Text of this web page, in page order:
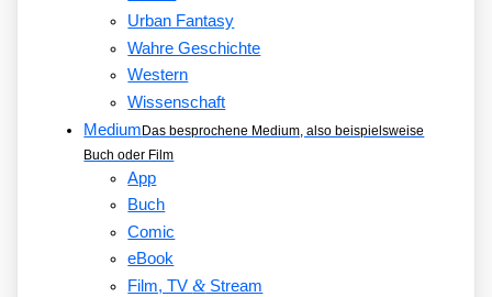
Urban Fantasy
Wahre Geschichte
Western
Wissenschaft
MediumDas besprochene Medium, also beispielsweise
Buch oder Film
App
Buch
Comic
eBook
Film, TV&Stream